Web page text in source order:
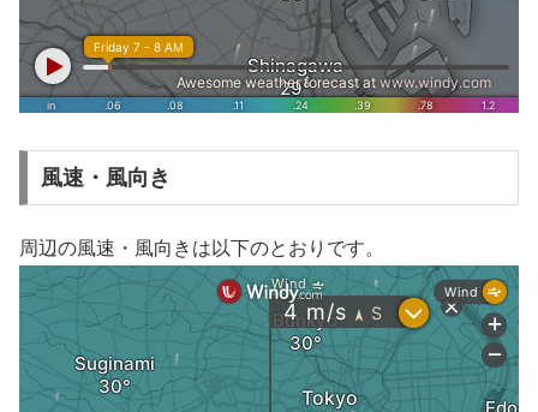
風速・風向き
周辺の風速・風向きは以下のとおりです。